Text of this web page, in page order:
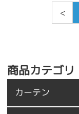
<
商品カテゴリ
カーテン